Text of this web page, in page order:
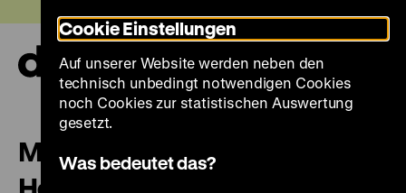
zum
Seiteninhalt
springen
Mut zu Outreach! Chancen und
Cookie Einstellungen
Auf unserer Website werden neben den
technisch unbedingt notwendigen Cookies
noch Cookies zur statistischen Auswertung
gesetzt.
Was bedeutet das?